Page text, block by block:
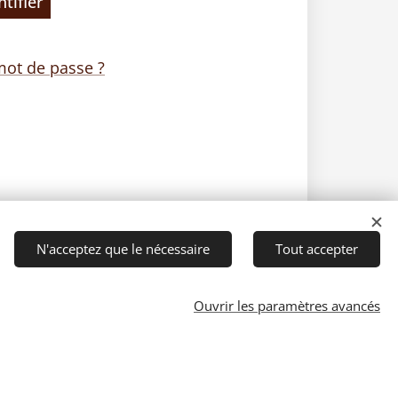
de passe ?
N'acceptez que le nécessaire Tout accepter
Ouvrir les paramètres avancés